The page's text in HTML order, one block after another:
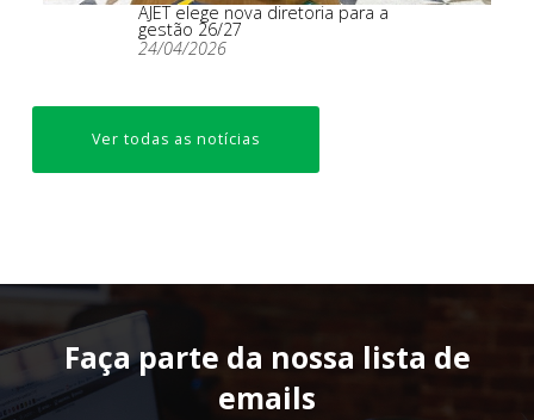
AJET elege nova diretoria para a
gestão 26/27
24/04/2026
Ver todas as notícias
Faça parte da nossa lista de
emails